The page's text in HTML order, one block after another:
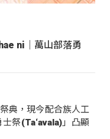
ni｜萬山部落勇
典，現今配合族人工
祭(Ta‘avala)」凸顯